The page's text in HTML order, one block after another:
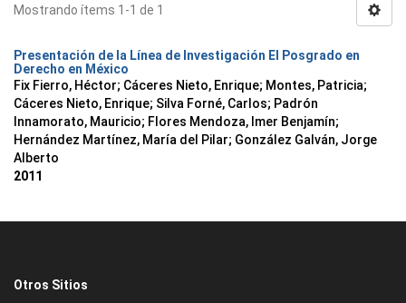
Mostrando ítems 1-1 de 1
Presentación de la Línea de Investigación El Posgrado en
Derecho en México
Fix Fierro, Héctor; Cáceres Nieto, Enrique; Montes, Patricia;
Cáceres Nieto, Enrique; Silva Forné, Carlos; Padrón
Innamorato, Mauricio; Flores Mendoza, Imer Benjamín;
Hernández Martínez, María del Pilar; González Galván, Jorge
Alberto
2011
Otros Sitios